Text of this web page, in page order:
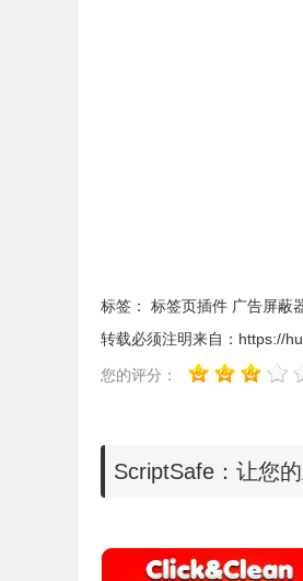
标签： 标签页插件 广告屏蔽
转载必须注明来自： https://
您的评分：
ScriptSafe：让您